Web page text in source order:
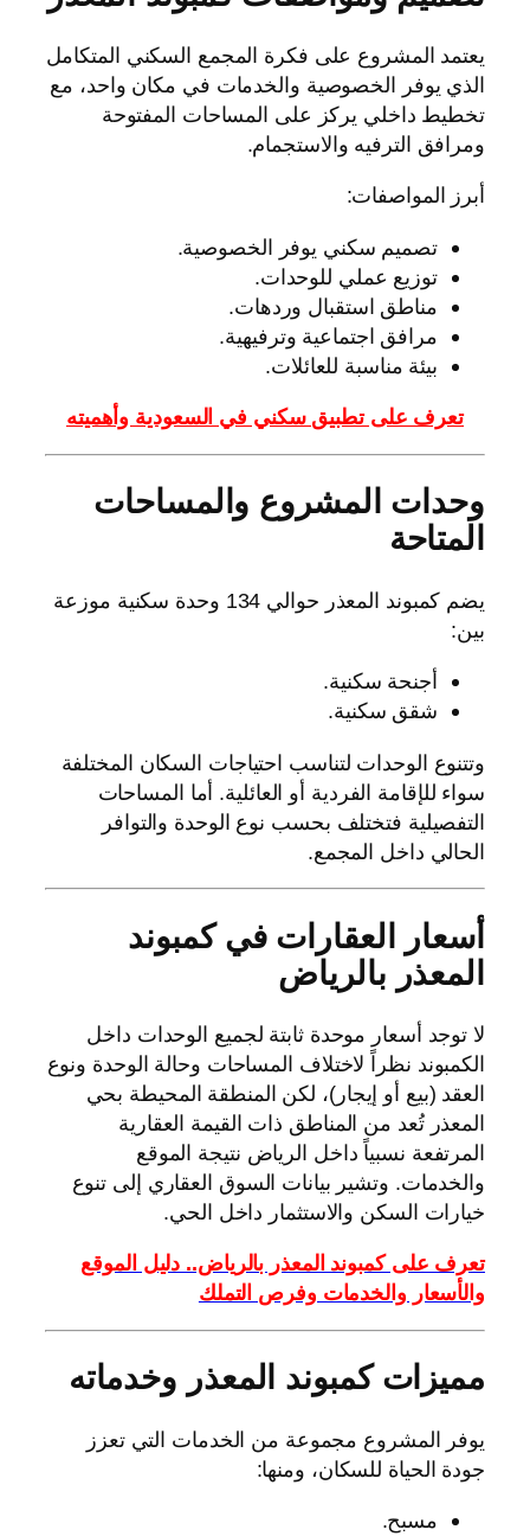
يعتمد المشروع على فكرة المجمع السكني المتكامل
الذي يوفر الخصوصية والخدمات في مكان واحد، مع
تخطيط داخلي يركز على المساحات المفتوحة
ومرافق الترفيه والاستجمام.
أبرز المواصفات:
تصميم سكني يوفر الخصوصية.
توزيع عملي للوحدات.
مناطق استقبال وردهات.
مرافق اجتماعية وترفيهية.
بيئة مناسبة للعائلات.
تعرف على تطبيق سكني في السعودية وأهميته
وحدات المشروع والمساحات
المتاحة
يضم كمبوند المعذر حوالي 134 وحدة سكنية موزعة
بين:
أجنحة سكنية.
شقق سكنية.
وتتنوع الوحدات لتناسب احتياجات السكان المختلفة
سواء للإقامة الفردية أو العائلية. أما المساحات
التفصيلية فتختلف بحسب نوع الوحدة والتوافر
الحالي داخل المجمع.
أسعار العقارات في كمبوند
المعذر بالرياض
لا توجد أسعار موحدة ثابتة لجميع الوحدات داخل
الكمبوند نظراً لاختلاف المساحات وحالة الوحدة ونوع
العقد (بيع أو إيجار)، لكن المنطقة المحيطة بحي
المعذر تُعد من المناطق ذات القيمة العقارية
المرتفعة نسبياً داخل الرياض نتيجة الموقع
والخدمات. وتشير بيانات السوق العقاري إلى تنوع
خيارات السكن والاستثمار داخل الحي.
تعرف على كمبوند المعذر بالرياض.. دليل الموقع
والأسعار والخدمات وفرص التملك
مميزات كمبوند المعذر وخدماته
يوفر المشروع مجموعة من الخدمات التي تعزز
جودة الحياة للسكان، ومنها:
مسبح.